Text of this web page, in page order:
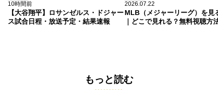
10時間前
【大谷翔平】ロサンゼルス・ドジャー
ス試合日程・放送予定・結果速報
2026.07.22
MLB（メジャーリーグ）を見
｜どこで見れる？無料視聴方
もっと読む